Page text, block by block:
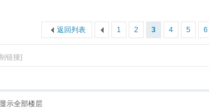
1 2 3 4 5 6
返回列表
链接]
显示全部楼层